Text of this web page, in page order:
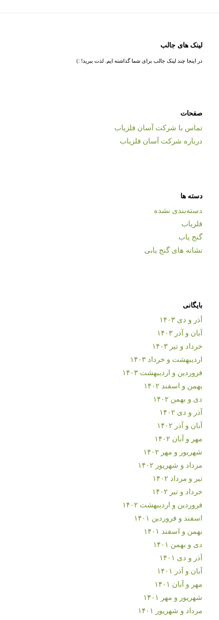
لینک های جالب
در اینجا چند لینک جالب برای شما گذاشته ایم. لذت ببرید! :)
صفحات
تماس با شرکت آسان فلزیاب
درباره شرکت آسان فلزیاب
دسته ها
دسته‌بندی نشده
فلزیاب
گنج یاب
نشانه های گنج یابی
بایگانی
آذر و دی ۱۴۰۳
آبان و آذر ۱۴۰۳
خرداد و تیر ۱۴۰۳
اردیبهشت و خرداد ۱۴۰۳
فروردین و اردیبهشت ۱۴۰۳
بهمن و اسفند ۱۴۰۲
دی و بهمن ۱۴۰۲
آذر و دی ۱۴۰۲
آبان و آذر ۱۴۰۲
مهر و آبان ۱۴۰۲
شهریور و مهر ۱۴۰۲
مرداد و شهریور ۱۴۰۲
تیر و مرداد ۱۴۰۲
خرداد و تیر ۱۴۰۲
فروردین و اردیبهشت ۱۴۰۲
اسفند و فروردین ۱۴۰۱
بهمن و اسفند ۱۴۰۱
دی و بهمن ۱۴۰۱
آذر و دی ۱۴۰۱
آبان و آذر ۱۴۰۱
مهر و آبان ۱۴۰۱
شهریور و مهر ۱۴۰۱
مرداد و شهریور ۱۴۰۱